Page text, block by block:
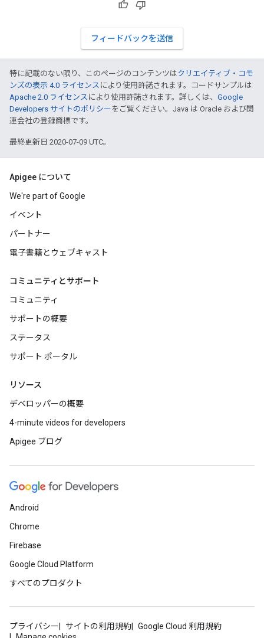
フィードバックを送信
特に記載のない限り、このページのコンテンツはクリエイティブ・コモ
ンズの表示 4.0 ライセンス により使用許諾されます。コードサンプルは
Apache 2.0 ライセンス により使用許諾されます。詳しくは、 Google
Developers サイトのポリシー をご覧ください。Java は Oracle および関
連会社の登録商標です。
最終更新日 2020-07-09 UTC。
Apigee について
We're part of Google
イベント
パートナー
電子書籍とウェブキャスト
コミュニティとサポート
コミュニティ
サポートの概要
ステータス
サポート ポータル
リソース
デベロッパーの概要
4-minute videos for developers
Apigee ブログ
Android
Chrome
Firebase
Google Cloud Platform
すべてのプロダクト
プライバシー サイトの利用規約
Google Cloud 利用規約